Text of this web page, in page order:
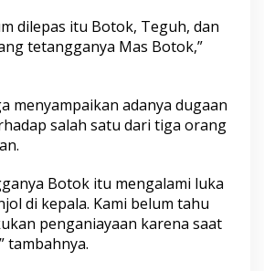
dilepas itu Botok, Teguh, dan
tetangganya Mas Botok,”
menyampaikan adanya dugaan
salah satu dari tiga orang
Botok itu mengalami luka
di kepala. Kami belum tahu
penganiayaan karena saat
tambahnya.